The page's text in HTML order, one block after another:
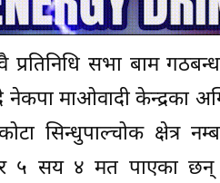
सभा बाम
माओवादी केन्द्रका
सिन्धुपाल्चोक क्षेत्र
५ सय ४ मत पाएका छन्